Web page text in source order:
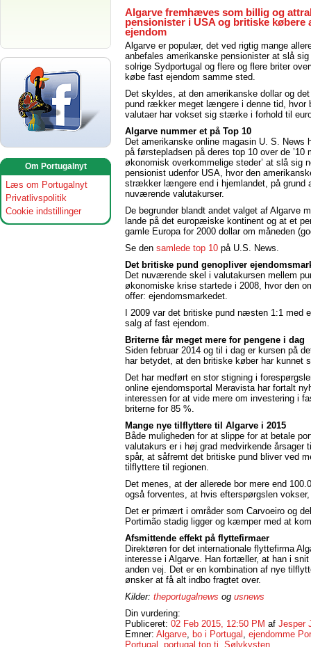
Om Portugalnyt
Læs om Portugalnyt
Privatlivspolitik
Cookie indstillinger
Algarve fremhæves som billig og
pensionister i USA og britiske købere
ejendom
Algarve er populær, det ved rigtig mange
anbefales amerikanske pensionister at slå
solrige Sydportugal og flere og flere briter
købe fast ejendom samme sted.
Det skyldes, at den amerikanske dollar og
pund rækker meget længere i denne tid, hvor
valutaer har vokset sig stærke i forhold til
Algarve nummer et på Top 10
Det amerikanske online magasin U. S. News
på førstepladsen på deres top 10 over de ’10
økonomisk overkommelige steder’ at slå sig
pensionist udenfor USA, hvor den
strækker længere end i hjemlandet, på grund
nuværende valutakurser.
De begrunder blandt andet valget af Algarve
lande på det europæiske kontinent og at et
gamle Europa for 2000 dollar om måneden
Se den samlede top 10 på U.S. News.
Det britiske pund genopliver
Det nuværende skel i valutakursen mellem
økonomiske krise startede i 2008, hvor den
offer: ejendomsmarkedet.
I 2009 var det britiske pund næsten 1:1
salg af fast ejendom.
Briterne får meget mere for pengene i dag
Siden februar 2014 og til i dag er kursen på
har betydet, at den britiske køber har kunnet
Det har medført en stor stigning i
online ejendomsportal Meravista har fortalt
interessen for at vide mere om investering i
briterne for 85 %.
Mange nye tilflyttere til Algarve i 2015
Både muligheden for at slippe for at betale
valutakurs er i høj grad medvirkende årsager
spår, at såfremt det britiske pund bliver ved
tilflyttere til regionen.
Det menes, at der allerede bor mere end
også forventes, at hvis efterspørgslen
Det er primært i områder som Carvoeiro og
Portimão stadig ligger og kæmper med at
Afsmittende effekt på flyttefirmaer
Direktøren for det internationale flyttefirma
interesse i Algarve. Han fortæller, at han i
anden vej. Det er en kombination af nye
ønsker at få alt indbo fragtet over.
Kilder: theportugalnews og usnews
Din vurdering:
Publiceret: 02 Feb 2015, 12:50 PM af Jesper
Emner: Algarve, bo i Portugal , ejendomme
Portugal , portugal top ti, Sølvkysten